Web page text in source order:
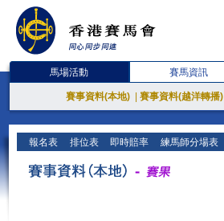
馬場活動 賽馬資訊
賽事資料(本地) 賽事資料(越洋轉播)
報名表 排位表 即時賠率 練馬師分場表